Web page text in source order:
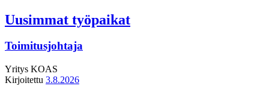
Uusimmat työpaikat
Toimitusjohtaja
Yritys KOAS
Kirjoitettu 3.8.2026